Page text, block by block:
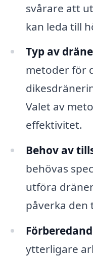
svårare att
kan leda till
Typ av
metoder för
Valet av
effektivitet.
Behov av
behövas
utföra
påverka den
ytterligare